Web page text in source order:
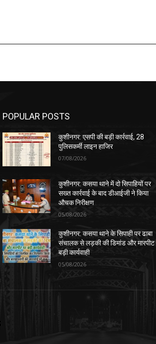
POPULAR POSTS
कुशीनगर: एसपी की बड़ी कार्रवाई, 28
पुलिसकर्मी लाइन हाजिर
07/08/2026
कुशीनगर: कसया थाने में दो सिपाहियों पर
सख्त कार्रवाई के बाद डीआईजी ने किया
औचक निरीक्षण
05/08/2026
कुशीनगर: कसया थाने के सिपाही पर ढाबा
संचालक से लड़की की डिमांड और मारपीट
बड़ी कार्यवाही
05/08/2026